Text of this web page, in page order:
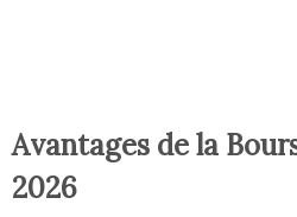
Avantages de la
2026